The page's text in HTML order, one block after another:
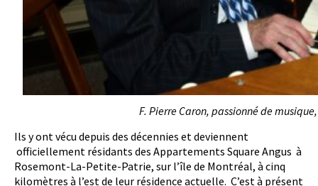
F. Pierre Caron, passionné de
Ils y ont vécu depuis des décennies et deviennent
officiellement résidants des Appartements Square Angus à
Rosemont-La-Petite-Patrie, sur l’île de Montréal, à cinq
kilomètres à l’est de leur résidence actuelle. C’est à présent